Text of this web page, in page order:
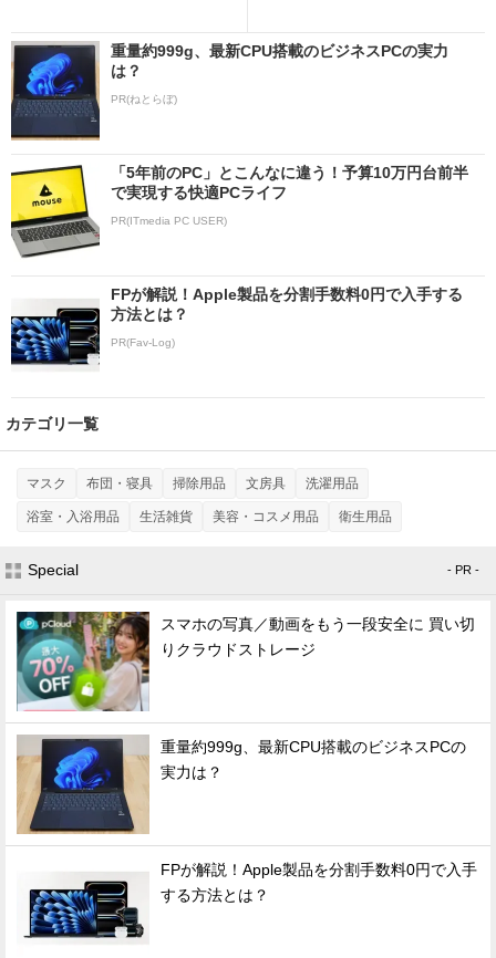
重量約999g、最新CPU搭載のビジネスPCの実力
は？
PR(ねとらぼ)
「5年前のPC」とこんなに違う！予算10万円台前半
で実現する快適PCライフ
PR(ITmedia PC USER)
FPが解説！Apple製品を分割手数料0円で入手する
方法とは？
PR(Fav-Log)
カテゴリ一覧
マスク 布団・寝具 掃除用品 文房具 洗濯用品
浴室・入浴用品 生活雑貨 美容・コスメ用品 衛生用品
Special - PR -
スマホの写真／動画をもう一段安全に 買い切
りクラウドストレージ
重量約999g、最新CPU搭載のビジネスPCの
実力は？
FPが解説！Apple製品を分割手数料0円で入手
する方法とは？